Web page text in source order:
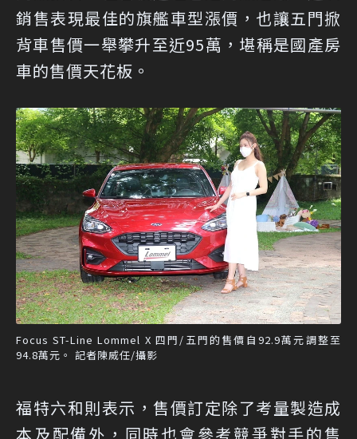
銷售表現最佳的旗艦車型漲價，也讓五門掀
背車售價一舉攀升至近95萬，堪稱是國產房
車的售價天花板。
Focus ST-Line Lommel X 四門/五門的售價自92.9萬元調整至
94.8萬元。 記者陳威任/攝影
福特六和則表示，售價訂定除了考量製造成
本及配備外，同時也會參考競爭對手的售